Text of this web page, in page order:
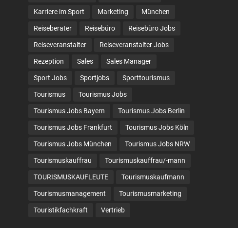
Karriere im Sport Marketing München
Reiseberater Reisebüro Reisebüro Jobs
Reiseveranstalter Reiseveranstalter Jobs
Rezeption Sales Sales Manager
Sport Jobs Sportjobs Sporttourismus
Tourismus Tourismus Jobs
Tourismus Jobs Bayern Tourismus Jobs Berlin
Tourismus Jobs Frankfurt Tourismus Jobs Köln
Tourismus Jobs München Tourismus Jobs NRW
Tourismuskauffrau Tourismuskauffrau/-mann
TOURISMUSKAUFLEUTE Tourismuskaufmann
Tourismusmanagement Tourismusmarketing
Touristikfachkraft Vertrieb